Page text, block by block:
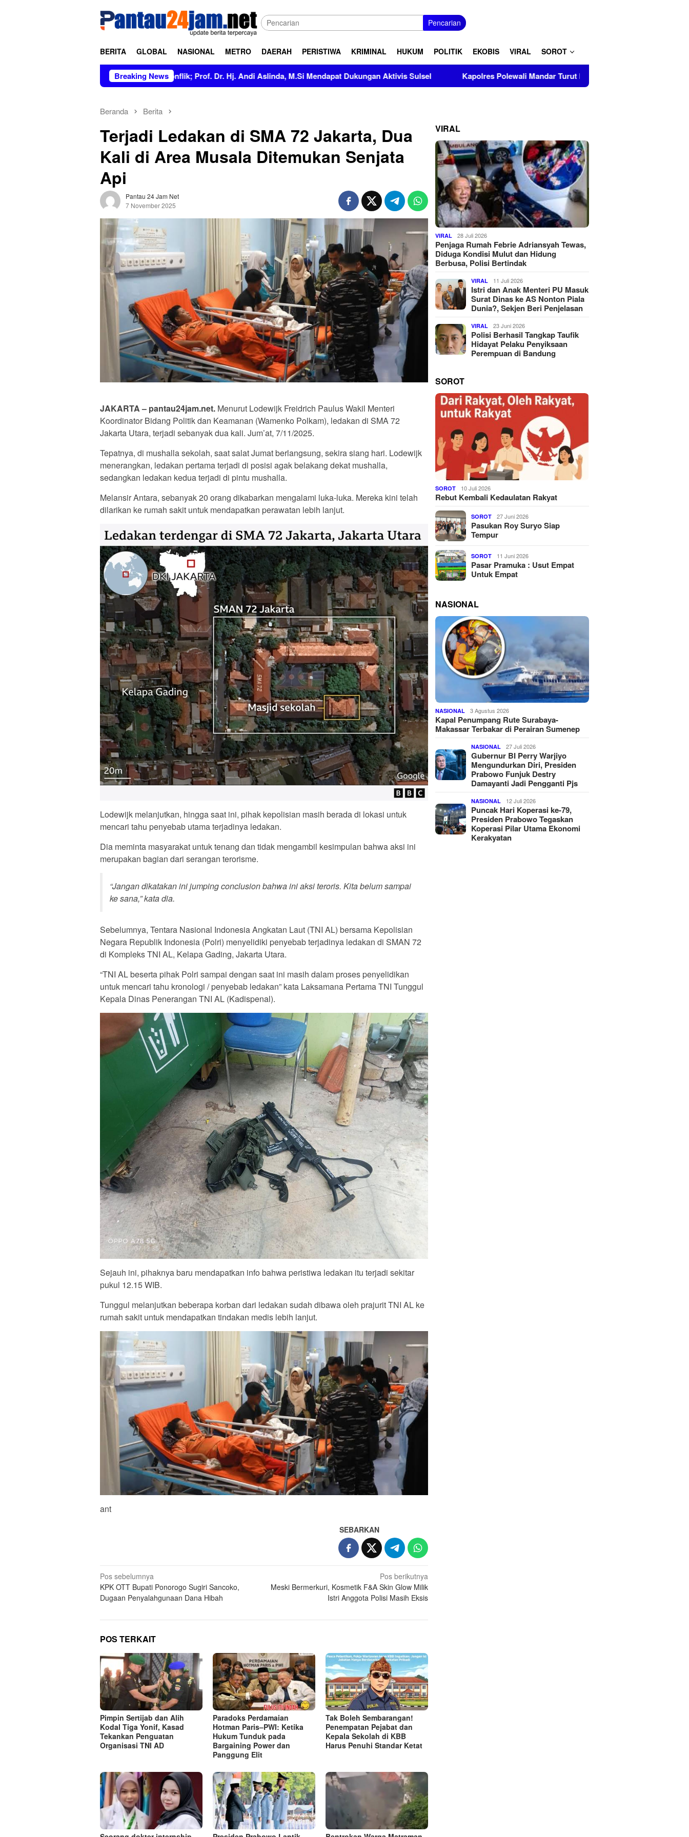
Pencarian
BERITA GLOBAL NASIONAL METRO DAERAH PERISTIWA KRIMINAL HUKUM POLITIK EKOBIS VIRAL SOROT
Breaking News
dan Tidak Berkonflik; Prof. Dr. Hj. Andi Aslinda, M.Si Mendapat Dukungan Aktivis Sulsel Kapolres Polewali Mandar Turut Musnahkan Barang Bukti Perkara Inkrah di Kantor Kejari
Beranda Berita
Terjadi Ledakan di SMA 72 Jakarta, Dua
Kali di Area Musala Ditemukan Senjata
Api
Pantau 24 Jam Net
7 November 2025
JAKARTA – pantau24jam.net. Menurut Lodewijk Freidrich Paulus Wakil Menteri
Koordinator Bidang Politik dan Keamanan (Wamenko Polkam), ledakan di SMA 72
Jakarta Utara, terjadi sebanyak dua kali. Jum’at, 7/11/2025.
Tepatnya, di mushalla sekolah, saat salat Jumat berlangsung, sekira siang hari. Lodewijk
menerangkan, ledakan pertama terjadi di posisi agak belakang dekat mushalla,
sedangkan ledakan kedua terjadi di pintu mushalla.
Melansir Antara, sebanyak 20 orang dikabarkan mengalami luka-luka. Mereka kini telah
dilarikan ke rumah sakit untuk mendapatkan perawatan lebih lanjut.
Lodewijk melanjutkan, hingga saat ini, pihak kepolisian masih berada di lokasi untuk
mencari tahu penyebab utama terjadinya ledakan.
Dia meminta masyarakat untuk tenang dan tidak mengambil kesimpulan bahwa aksi ini
merupakan bagian dari serangan terorisme.
“Jangan dikatakan ini jumping conclusion bahwa ini aksi teroris. Kita belum sampai
ke sana,” kata dia.
Sebelumnya, Tentara Nasional Indonesia Angkatan Laut (TNI AL) bersama Kepolisian
Negara Republik Indonesia (Polri) menyelidiki penyebab terjadinya ledakan di SMAN 72
di Kompleks TNI AL, Kelapa Gading, Jakarta Utara.
“TNI AL beserta pihak Polri sampai dengan saat ini masih dalam proses penyelidikan
untuk mencari tahu kronologi / penyebab ledakan” kata Laksamana Pertama TNI Tunggul
Kepala Dinas Penerangan TNI AL (Kadispenal).
Sejauh ini, pihaknya baru mendapatkan info bahwa peristiwa ledakan itu terjadi sekitar
pukul 12.15 WIB.
Tunggul melanjutkan beberapa korban dari ledakan sudah dibawa oleh prajurit TNI AL ke
rumah sakit untuk mendapatkan tindakan medis lebih lanjut.
ant
SEBARKAN
Navigasi
pos
Pos sebelumnya
KPK OTT Bupati Ponorogo Sugiri Sancoko,
Dugaan Penyalahgunaan Dana Hibah
Pos berikutnya
Meski Bermerkuri, Kosmetik F&A Skin Glow Milik
Istri Anggota Polisi Masih Eksis
POS TERKAIT
Pimpin Sertijab dan Alih
Kodal Tiga Yonif, Kasad
Tekankan Penguatan
Organisasi TNI AD
Paradoks Perdamaian
Hotman Paris–PWI: Ketika
Hukum Tunduk pada
Bargaining Power dan
Panggung Elit
Tak Boleh Sembarangan!
Penempatan Pejabat dan
Kepala Sekolah di KBB
Harus Penuhi Standar Ketat ​
VIRAL
VIRAL 28 Juli 2026
Penjaga Rumah Febrie Adriansyah Tewas,
Diduga Kondisi Mulut dan Hidung
Berbusa, Polisi Bertindak
VIRAL 11 Juli 2026
Istri dan Anak Menteri PU Masuk
Surat Dinas ke AS Nonton Piala
Dunia?, Sekjen Beri Penjelasan
VIRAL 23 Juni 2026
Polisi Berhasil Tangkap Taufik
Hidayat Pelaku Penyiksaan
Perempuan di Bandung
SOROT
SOROT 10 Juli 2026
Rebut Kembali Kedaulatan Rakyat
SOROT 27 Juni 2026
Pasukan Roy Suryo Siap
Tempur
SOROT 11 Juni 2026
Pasar Pramuka : Usut Empat
Untuk Empat
NASIONAL
NASIONAL 3 Agustus 2026
Kapal Penumpang Rute Surabaya-
Makassar Terbakar di Perairan Sumenep
NASIONAL 27 Juli 2026
Gubernur BI Perry Warjiyo
Mengundurkan Diri, Presiden
Prabowo Funjuk Destry
Damayanti Jadi Pengganti Pjs
NASIONAL 12 Juli 2026
Puncak Hari Koperasi ke-79,
Presiden Prabowo Tegaskan
Koperasi Pilar Utama Ekonomi
Kerakyatan